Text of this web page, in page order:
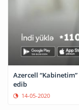
Azercell
edib
14-05-2020